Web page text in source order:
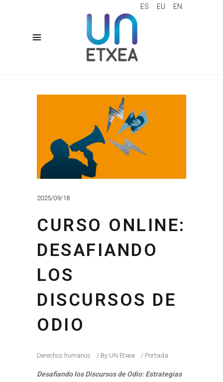
ES EU EN
2025/09/18
CURSO ONLINE:
DESAFIANDO
LOS
DISCURSOS DE
ODIO
Derechos humanos By UN Etxea Portada
Desafiando los Discursos de Odio: Estrategias